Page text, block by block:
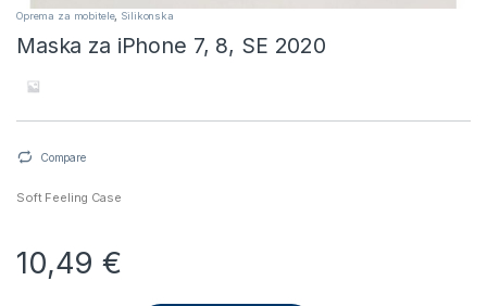
Oprema za mobitele, Silikonska
Maska za iPhone 7, 8, SE 2020
Compare
Soft Feeling Case
10,49€